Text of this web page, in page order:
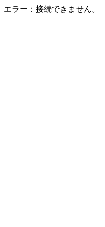
エラー：接続できません。